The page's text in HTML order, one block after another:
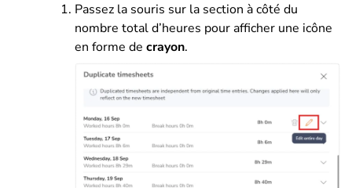
Passez la souris sur la section à côté du
nombre total d’heures pour afficher une icône
en forme de crayon.